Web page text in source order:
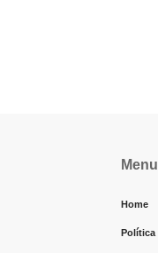
Menu
Home
Política